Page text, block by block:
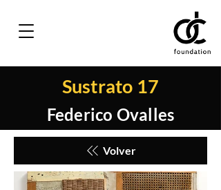
Sustrato 17
Federico Ovalles
Volver